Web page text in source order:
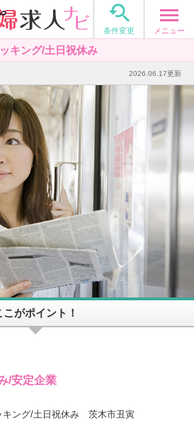

条件変更 メニュー
キング/土日祝休み
2026.06.17更新
こがポイント！
/安定企業
キング/土日祝休み 茨木市丑寅